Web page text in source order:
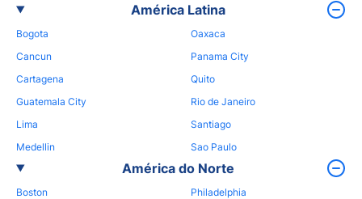
América Latina
Bogota
Cancun
Cartagena
Guatemala City
Lima
Medellin
Oaxaca
Panama City
Quito
Rio de Janeiro
Santiago
Sao Paulo
América do Norte
Boston
Philadelphia